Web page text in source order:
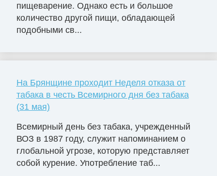
пищеварение. Однако есть и большое
количество другой пищи, обладающей
подобными св...
На Брянщине проходит Неделя отказа от
табака в честь Всемирного дня без табака
(31 мая)
Всемирный день без табака, учрежденный
ВОЗ в 1987 году, служит напоминанием о
глобальной угрозе, которую представляет
собой курение. Употребление таб...